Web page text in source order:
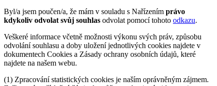
Byl/a jsem poučen/a, že mám v souladu s Nařízením právo
kdykoliv odvolat svůj souhlas odvolat pomocí tohoto odkazu.
Veškeré informace včetně možnosti výkonu svých práv, způsobu
odvolání souhlasu a doby uložení jednotlivých cookies najdete v
dokumentech Cookies a Zásady ochrany osobních údajů, které
najdete na našem webu.
(1) Zpracování statistických cookies je naším oprávněným zájmem.